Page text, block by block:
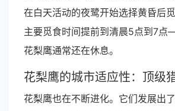
在白天活动的夜鹭开始选择黄昏后
主要觅食时间提前到清晨5点到7
花梨鹰通常还在休息。
花梨鹰的城市适应性：顶级
花梨鹰也在不断进化。它们发展出